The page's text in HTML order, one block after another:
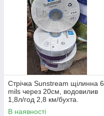
Стрічка Sunstream щілинна 6
mils через 20см, водовилив
1,8л/год 2,8 км/бухта.
В наявності